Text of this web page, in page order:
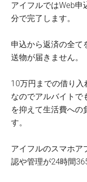
アイフルではWeb申
分で完了します。
申込から返済の全て
送物が届きません。
10万円までの借り入
なのでアルバイトで
を抑えて生活費への
す。
アイフルのスマホア
認や管理が24時間